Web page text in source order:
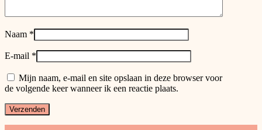
Naam *
E-mail *
Mijn naam, e-mail en site opslaan in deze browser voor
de volgende keer wanneer ik een reactie plaats.